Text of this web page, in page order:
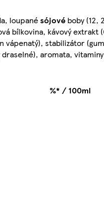
loupanésójové boby (12,
bílkovina, kávový extrakt
stabilizátor
aromata, vitaminy
%* / 100ml